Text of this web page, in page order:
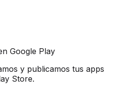
Google Play
y publicamos tus apps
Store.